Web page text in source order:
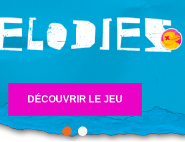
DÉCOUVRIR LE JEU